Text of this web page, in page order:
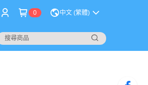
0 中文 (繁體)